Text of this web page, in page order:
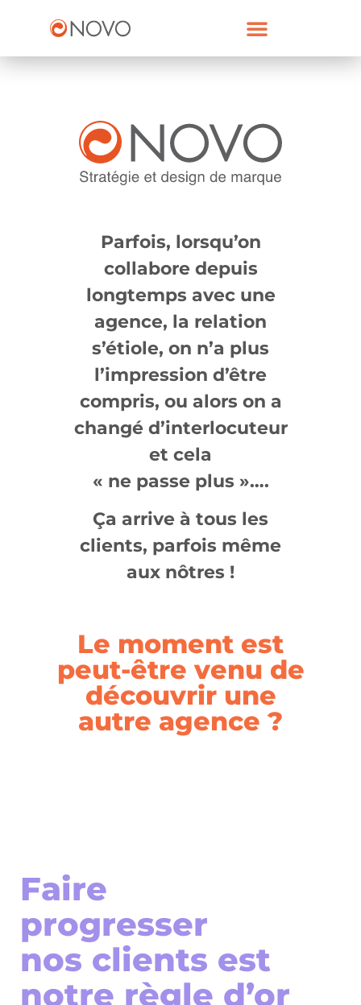
Parfois, lorsqu’on
collabore depuis
longtemps avec une
agence, la relation
s’étiole, on n’a plus
l’impression d’être
compris, ou alors on a
changé d’interlocuteur
et cela
« ne passe plus »….
Ça arrive à tous les
clients, parfois même
aux nôtres !
Le moment est
peut-être venu de
découvrir une
autre agence ?
Faire
progresser
nos clients est
notre règle d’or